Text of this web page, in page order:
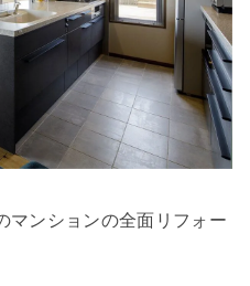
マンションの全面リフォー